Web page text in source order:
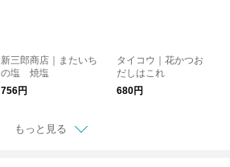
新三郎商店｜またいち
の塩 焼塩
756円
タイコウ｜花かつお
だしはこれ
680円
もっと見る